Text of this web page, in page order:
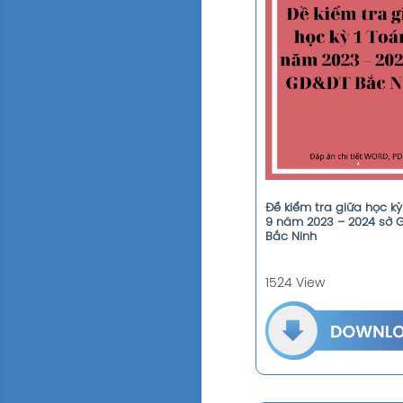
Đề kiểm tra giữa học kỳ
9 năm 2023 – 2024 sở
Bắc Ninh
1524 View